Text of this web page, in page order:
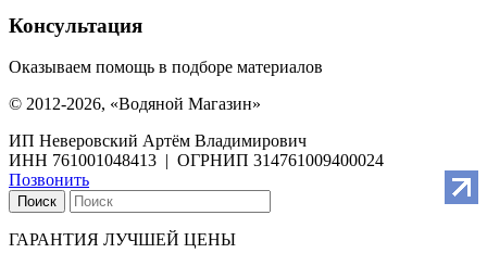
Консультация
Оказываем помощь в подборе материалов
© 2012-2026, «Водяной Магазин»
ИП Неверовский Артём Владимирович
ИНН 761001048413 | ОГРНИП 314761009400024
Позвонить
Поиск
ГАРАНТИЯ ЛУЧШЕЙ ЦЕНЫ